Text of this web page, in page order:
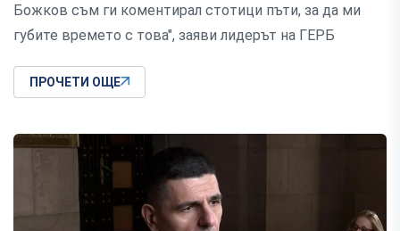
Божков съм ги коментирал стотици пъти, за да ми
губите времето с това", заяви лидерът на ГЕРБ
ПРОЧЕТИ ОЩЕ